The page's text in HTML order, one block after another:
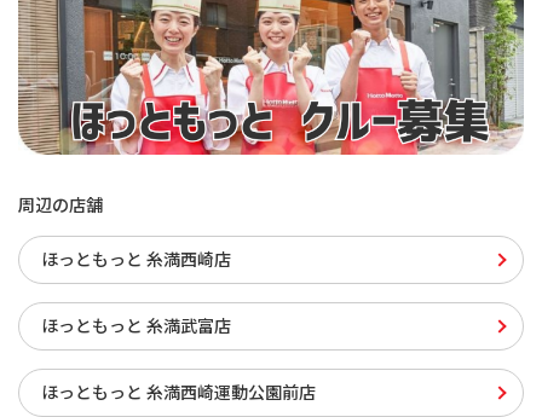
周辺の店舗
ほっともっと 糸満西崎店
ほっともっと 糸満武富店
ほっともっと 糸満西崎運動公園前店